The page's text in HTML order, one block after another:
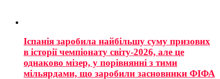
Іспанія заробила найбільшу суму призових
в історії чемпіонату світу-2026, але це
однаково мізер, у порівнянні з тими
мільярдами, що заробили засновники ФІФА